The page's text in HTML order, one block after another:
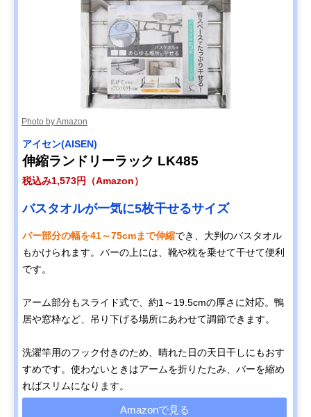
Photo by Amazon
アイセン(AISEN)
伸縮ランドリーラック LK485
税込み1,573円（Amazon）
バスタオルが一気に5枚干せるサイズ
バー部分の幅を41～75cmまで伸縮でき、大判のバスタオル
もかけられます。バーの上には、靴や枕を乗せて干せて便利
です。
アーム部分もスライド式で、約1～19.5cmの厚さに対応。鴨
居や窓枠など、吊り下げる場所にあわせて調節できます。
洗濯竿用のフック付きのため、晴れた日の天日干しにもおす
すめです。使わないときはアームを折りたたみ、バーを縮め
ればスリムになります。
Amazonで見る